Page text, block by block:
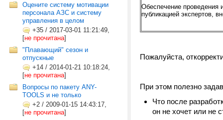
Оцените систему мотивации
персонала АЗС и систему
управления в целом
+35 / 2017-03-01 11:21:49,
[не прочитана]
"Плавающий" сезон и
отпускные
+14 / 2014-01-21 10:18:24,
[не прочитана]
Вопросы по пакету ANY-
TOOLS и не только
+2 / 2009-01-15 14:43:17,
[не прочитана]
Обеспечение проведения
публикацией экспертов,
Пожалуйста,
При этом полезно
Что после
он не хочет или не